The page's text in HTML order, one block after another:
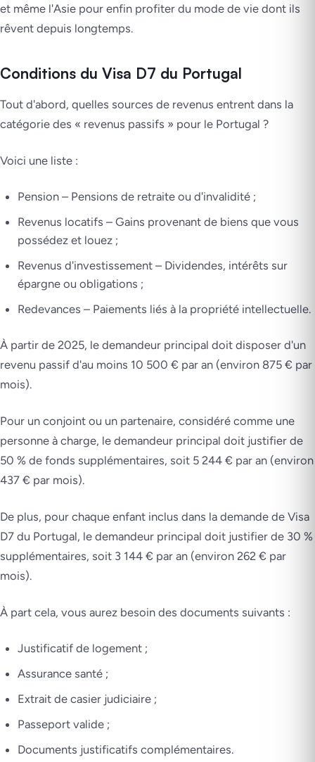
et même l'Asie pour enfin profiter du mode de vie dont ils
rêvent depuis longtemps.
Conditions du Visa D7 du Portugal
Tout d'abord, quelles sources de revenus entrent dans la
catégorie des « revenus passifs » pour le Portugal ?
Voici une liste :
Pension – Pensions de retraite ou d'invalidité ;
Revenus locatifs – Gains provenant de biens que vous
possédez et louez ;
Revenus d'investissement – Dividendes, intérêts sur
épargne ou obligations ;
Redevances – Paiements liés à la propriété intellectuelle.
À partir de 2025, le demandeur principal doit disposer d'un
revenu passif d'au moins 10 500 € par an (environ 875 € par
mois).
Pour un conjoint ou un partenaire, considéré comme une
personne à charge, le demandeur principal doit justifier de
50 % de fonds supplémentaires, soit 5 244 € par an (environ
437 € par mois).
De plus, pour chaque enfant inclus dans la demande de Visa
D7 du Portugal, le demandeur principal doit justifier de 30 %
supplémentaires, soit 3 144 € par an (environ 262 € par
mois).
À part cela, vous aurez besoin des documents suivants :
Justificatif de logement ;
Assurance santé ;
Extrait de casier judiciaire ;
Passeport valide ;
Documents justificatifs complémentaires.